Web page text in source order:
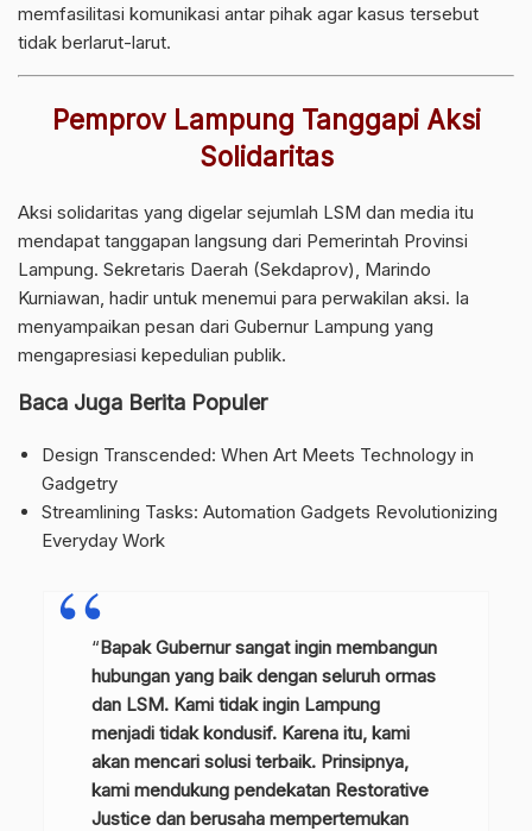
memfasilitasi komunikasi antar pihak agar kasus tersebut
tidak berlarut-larut.
Pemprov Lampung Tanggapi Aksi
Solidaritas
Aksi solidaritas yang digelar sejumlah LSM dan media itu
mendapat tanggapan langsung dari Pemerintah Provinsi
Lampung. Sekretaris Daerah (Sekdaprov), Marindo
Kurniawan, hadir untuk menemui para perwakilan aksi. Ia
menyampaikan pesan dari Gubernur Lampung yang
mengapresiasi kepedulian publik.
Baca Juga Berita Populer
Design Transcended: When Art Meets Technology in
Gadgetry
Streamlining Tasks: Automation Gadgets Revolutionizing
Everyday Work
“Bapak Gubernur sangat ingin membangun
hubungan yang baik dengan seluruh ormas
dan LSM. Kami tidak ingin Lampung
menjadi tidak kondusif. Karena itu, kami
akan mencari solusi terbaik. Prinsipnya,
kami mendukung pendekatan Restorative
Justice dan berusaha mempertemukan